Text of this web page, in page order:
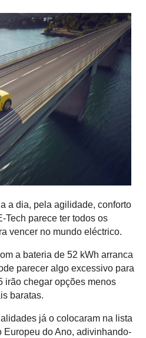
a dia, pela agilidade, conforto
Tech parece ter todos os
vencer no mundo eléctrico.
a bateria de 52 kWh arranca
parecer algo excessivo para
irão chegar opções menos
baratas.
já o colocaram na lista
Europeu do Ano, adivinhando-